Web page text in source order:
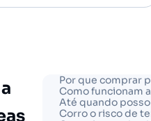
Por que comprar
Como funcionam
Até quando
Corro o risco de